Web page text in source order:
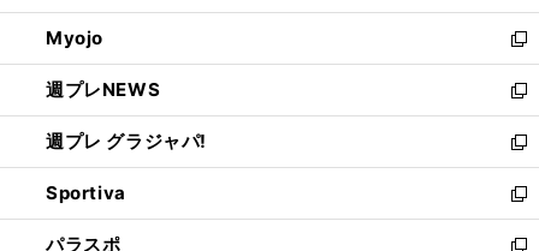
開
く
ウ
で
開
く
ン
ド
ウ
で
開
く
ウ
ィ
ン
ド
ウ
で
開
く
Myojo
新
し
い
ウ
ィ
ン
ド
ウ
で
週プレNEWS
新
し
い
ウ
ィ
ン
ド
週プレ グラジャパ!
新
し
い
ウ
Sportiva
新
し
パラスポ